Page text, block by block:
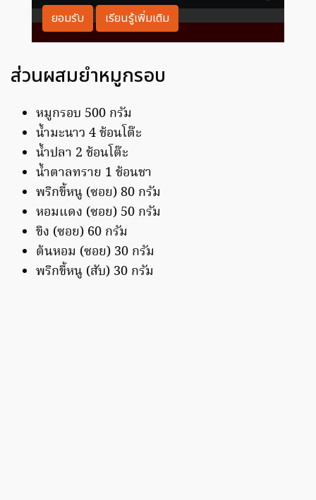
ส่วนผสมยำหมูกรอบ
หมูกรอบ 500 กรัม
น้ำมะนาว 4 ช้อนโต๊ะ
น้ำปลา 2 ช้อนโต๊ะ
น้ำตาลทราย 1 ช้อนชา
พริกขี้หนู (ซอย) 80 กรัม
หอมแดง (ซอย) 50 กรัม
ขิง (ซอย) 60 กรัม
ต้นหอม (ซอย) 30 กรัม
พริกขี้หนู (สับ) 30 กรัม